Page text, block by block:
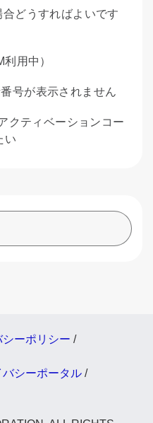
どうすればよいです
用中）
号が表示されません
クティベーションコー
い
ーポリシー /
バシーポータル /